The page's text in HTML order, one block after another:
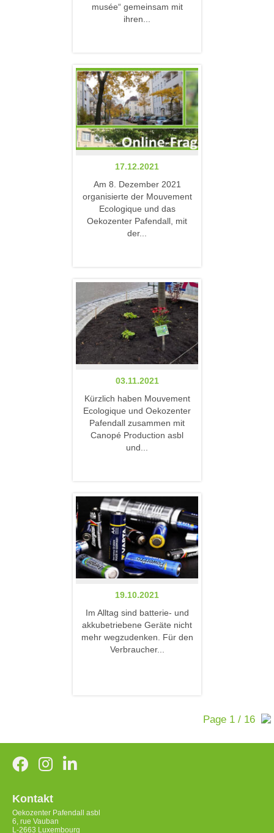
musée“ gemeinsam mit
ihren...
17.12.2021
Am 8. Dezember 2021
organisierte der Mouvement
Ecologique und das
Oekozenter Pafendall, mit
der...
03.11.2021
Kürzlich haben Mouvement
Ecologique und Oekozenter
Pafendall zusammen mit
Canopé Production asbl
und...
19.10.2021
Im Alltag sind batterie- und
akkubetriebene Geräte nicht
mehr wegzudenken. Für den
Verbraucher...
Page 1 / 16
Kontakt
Oekozenter Pafendall asbl
6, rue Vauban
L-2663 Luxembourg